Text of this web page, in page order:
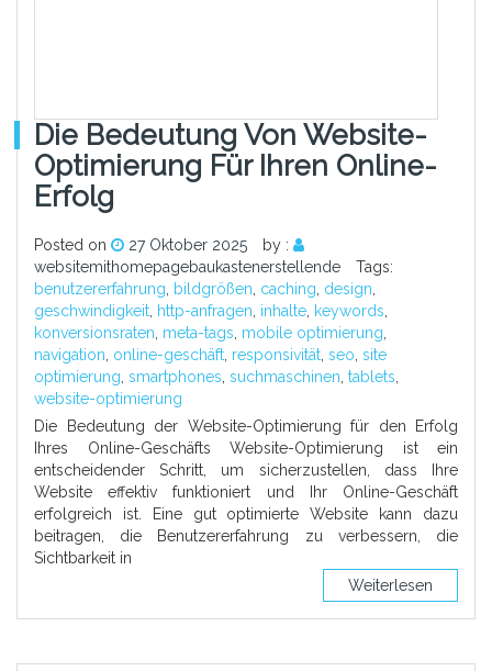
Die Bedeutung Von Website-
Optimierung Für Ihren Online-
Erfolg
Posted on 27 Oktober 2025
by :
websitemithomepagebaukastenerstellende
Tags:
benutzererfahrung
bildgrößen caching design
geschwindigkeit http-anfragen inhalte keywords
konversionsraten meta-tags mobile optimierung
navigation online-geschäft responsivität seo site
optimierung smartphones suchmaschinen tablets
website-optimierung
Die Bedeutung der Website-Optimierung für den Erfolg
Ihres Online-Geschäfts Website-Optimierung ist ein
entscheidender Schritt, um sicherzustellen, dass Ihre
Website effektiv funktioniert und Ihr Online-Geschäft
erfolgreich ist. Eine gut optimierte Website kann dazu
beitragen, die Benutzererfahrung zu verbessern, die
Sichtbarkeit in
Weiterlesen